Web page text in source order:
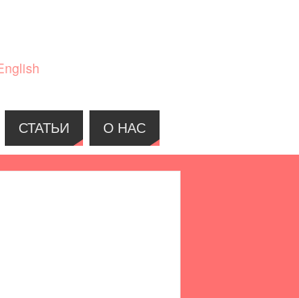
СТАТЬИ О НАС